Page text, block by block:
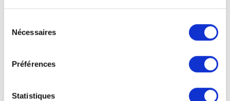
services.
Nécessaires
Préférences
Statistiques
Formats DIN